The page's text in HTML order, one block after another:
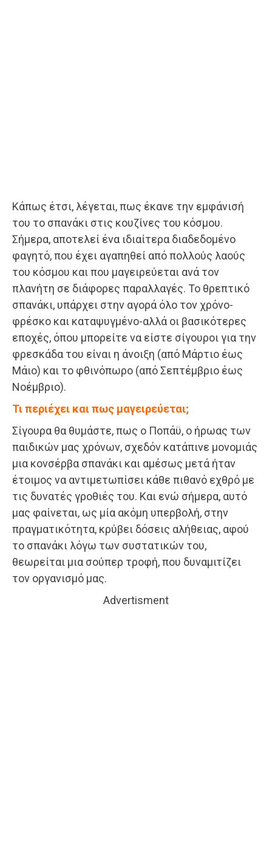
Κάπως έτσι, λέγεται, πως έκανε την εμφάνισή
του το σπανάκι στις κουζίνες του κόσμου.
Σήμερα, αποτελεί ένα ιδιαίτερα διαδεδομένο
φαγητό, που έχει αγαπηθεί από πολλούς λαούς
του κόσμου και που μαγειρεύεται ανά τον
πλανήτη σε διάφορες παραλλαγές. Το θρεπτικό
σπανάκι, υπάρχει στην αγορά όλο τον χρόνο-
φρέσκο και καταψυγμένο-αλλά οι βασικότερες
εποχές, όπου μπορείτε να είστε σίγουροι για την
φρεσκάδα του είναι η άνοιξη (από Μάρτιο έως
Μάιο) και το φθινόπωρο (από Σεπτέμβριο έως
Νοέμβριο).
Τι περιέχει και πως μαγειρεύεται;
Σίγουρα θα θυμάστε, πως ο Ποπάϋ, ο ήρωας των
παιδικών μας χρόνων, σχεδόν κατάπινε μονομιάς
μια κονσέρβα σπανάκι και αμέσως μετά ήταν
έτοιμος να αντιμετωπίσει κάθε πιθανό εχθρό με
τις δυνατές γροθιές του. Και ενώ σήμερα, αυτό
μας φαίνεται, ως μία ακόμη υπερβολή, στην
πραγματικότητα, κρύβει δόσεις αλήθειας, αφού
το σπανάκι λόγω των συστατικών του,
θεωρείται μια σούπερ τροφή, που δυναμιτίζει
τον οργανισμό μας.
Advertisment